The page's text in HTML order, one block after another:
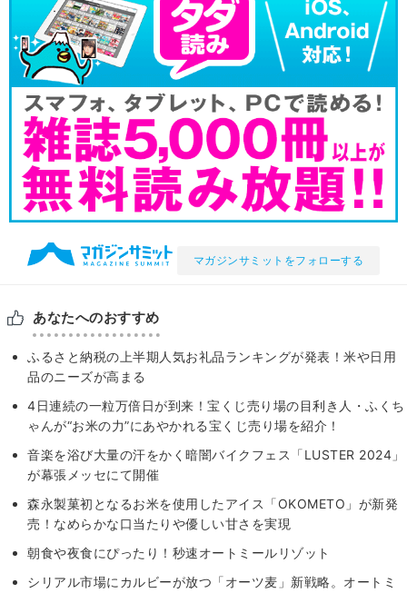
マガジンサミットをフォローする
あなたへのおすすめ
ふるさと納税の上半期⼈気お礼品ランキングが発表！米や日用
品のニーズが高まる
4日連続の一粒万倍日が到来！宝くじ売り場の目利き人・ふくち
ゃんが“お米の力”にあやかれる宝くじ売り場を紹介！
音楽を浴び大量の汗をかく暗闇バイクフェス「LUSTER 2024」
が幕張メッセにて開催
森永製菓初となるお米を使用したアイス「OKOMETO」が新発
売！なめらかな口当たりや優しい甘さを実現
朝食や夜食にぴったり！秒速オートミールリゾット
シリアル市場にカルビーが放つ「オーツ麦」新戦略。オートミ